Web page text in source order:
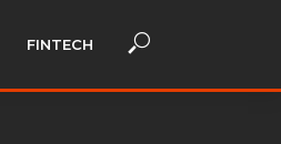
FINTECH